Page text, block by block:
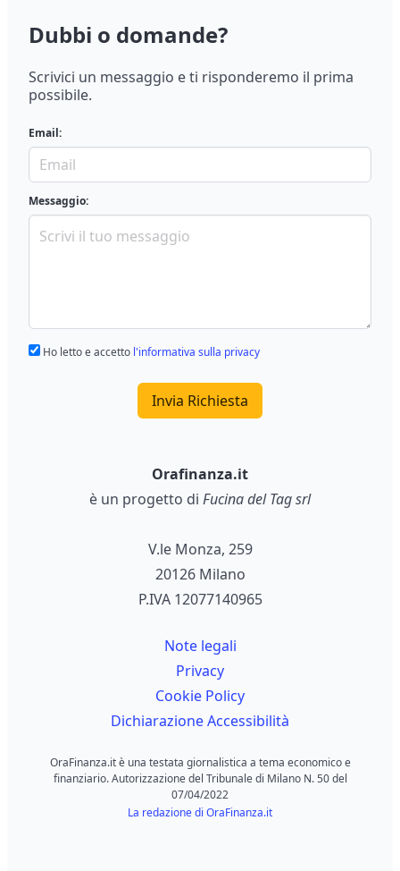
Dubbi o domande?
Scrivici un messaggio e ti risponderemo il prima
possibile.
Email:
Messaggio:
Ho letto e accetto l'informativa sulla privacy
Invia Richiesta
Orafinanza.it
è un progetto di Fucina del Tag srl
V.le Monza, 259
20126 Milano
P.IVA 12077140965
Note legali
Privacy
Cookie Policy
Dichiarazione Accessibilità
OraFinanza.it è una testata giornalistica a tema economico e
finanziario. Autorizzazione del Tribunale di Milano N. 50 del
07/04/2022
La redazione di OraFinanza.it